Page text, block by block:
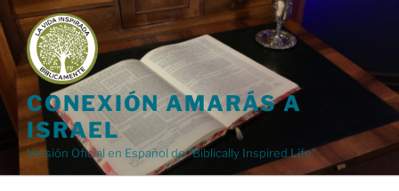
Skip
to
content
CONEXIÓN AMARÁS A
ISRAEL
Versión Oficial en Español de "Biblically Inspired Life"